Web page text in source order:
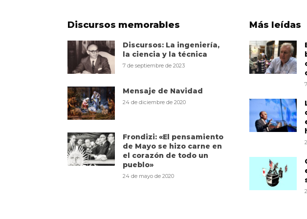
Discursos memorables
Discursos: La ingeniería,
la ciencia y la técnica
7 de septiembre de 2023
Mensaje de Navidad
24 de diciembre de 2020
Frondizi: «El pensamiento
de Mayo se hizo carne en
el corazón de todo un
pueblo»
24 de mayo de 2020
Más leídas